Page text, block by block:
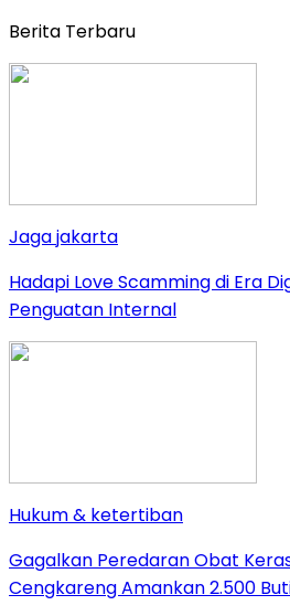
Berita Terbaru
Jaga jakarta
Hadapi Love Scamming di Era
Penguatan Internal
Hukum & ketertiban
Gagalkan Peredaran Obat
Cengkareng Amankan 2.500